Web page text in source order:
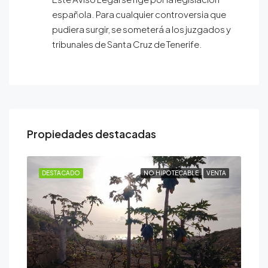
española. Para cualquier controversia que
pudiera surgir, se someterá a los juzgados y
tribunales de Santa Cruz de Tenerife.
Propiedades destacadas
NO HIPOTECABLE VENTA
DESTACADO